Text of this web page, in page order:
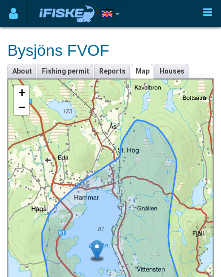
Bysjöns FVOF
About Fishing permit Reports Map Houses
+
−